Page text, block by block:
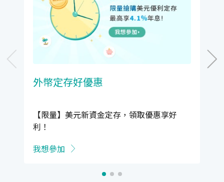
外幣定存好優惠
【限量】美元新資金定存，領取優惠享好
利！
我想參加